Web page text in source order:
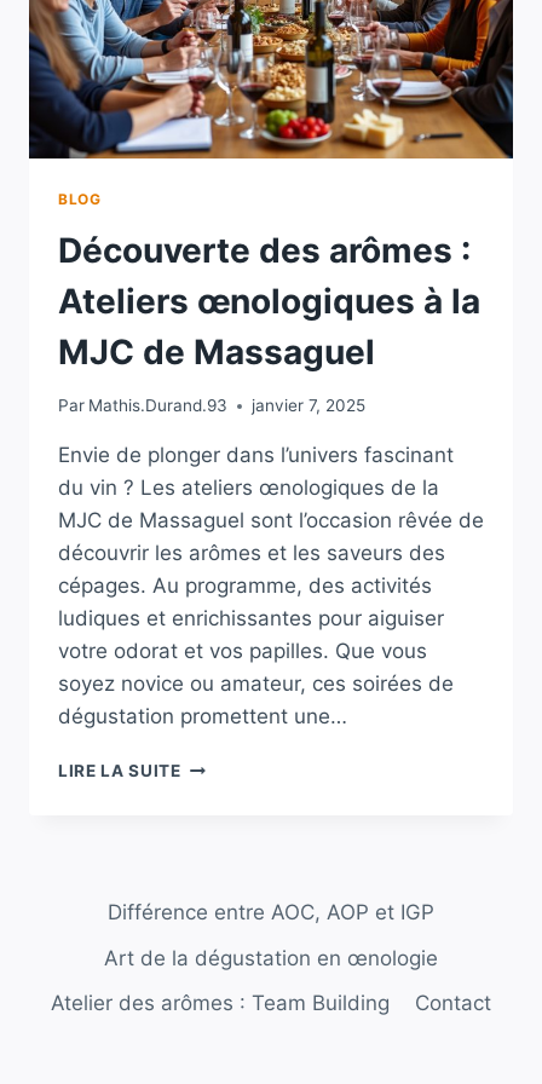
BLOG
Découverte des arômes :
Ateliers œnologiques à la
MJC de Massaguel
Par Mathis.Durand.93 janvier 7, 2025
Envie de plonger dans l’univers fascinant
du vin ? Les ateliers œnologiques de la
MJC de Massaguel sont l’occasion rêvée de
découvrir les arômes et les saveurs des
cépages. Au programme, des activités
ludiques et enrichissantes pour aiguiser
votre odorat et vos papilles. Que vous
soyez novice ou amateur, ces soirées de
dégustation promettent une…
LIRE LA SUITEDÉCOUVERTE
À
MJC
DE
Différence entre AOC, AOP et IGP
Art de la dégustation en œnologie
Atelier des arômes : Team Building
Contact